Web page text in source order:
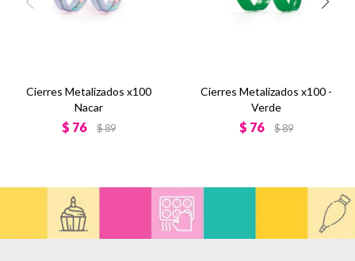
Cierres Metalizados x100
Nacar
$ 76 $89
Cierres Metalizados x100 -
Verde
$ 76 $89